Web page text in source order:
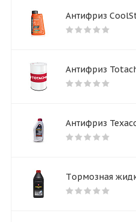
Антифриз
Антифриз
Антифриз
Tормозная